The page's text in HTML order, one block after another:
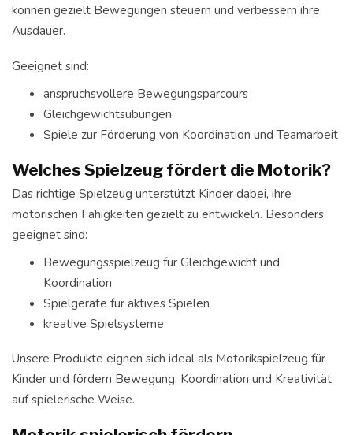
können gezielt Bewegungen steuern und verbessern ihre
Ausdauer.
Geeignet sind:
anspruchsvollere Bewegungsparcours
Gleichgewichtsübungen
Spiele zur Förderung von Koordination und Teamarbeit
Welches Spielzeug fördert die Motorik?
Das richtige Spielzeug unterstützt Kinder dabei, ihre
motorischen Fähigkeiten gezielt zu entwickeln. Besonders
geeignet sind:
Bewegungsspielzeug für Gleichgewicht und
Koordination
Spielgeräte für aktives Spielen
kreative Spielsysteme
Unsere Produkte eignen sich ideal als Motorikspielzeug für
Kinder und fördern Bewegung, Koordination und Kreativität
auf spielerische Weise.